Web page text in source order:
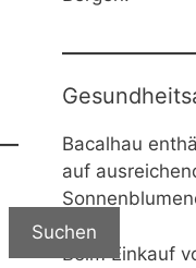
Bacalhau
auf
Beim Einkauf
Suchen